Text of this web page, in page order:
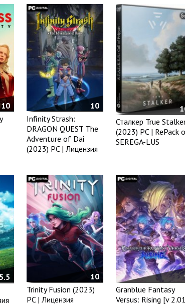
10
10
Infinity Strash:
DRAGON QUEST The
Adventure of Dai
(2023) PC | Лицензия
Сталкер True
(2023) PC | RePack
SEREGA-LUS
5.5
10
Trinity Fusion (2023)
PC | Лицензия
Granblue Fantasy
Versus: Rising [v 2.01